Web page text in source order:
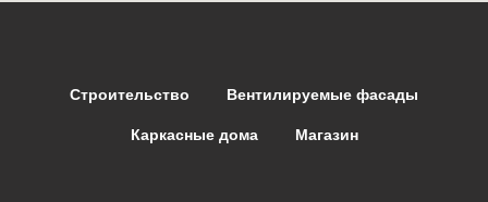
Строительство Вентилируемые фасады
Каркасные дома Магазин